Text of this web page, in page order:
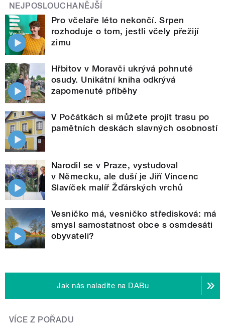
NEJPOSLOUCHANĚJŠÍ
Pro včelaře léto nekončí. Srpen
rozhoduje o tom, jestli včely přežijí
zimu
Hřbitov v Moravči ukrývá pohnuté
osudy. Unikátní kniha odkrývá
zapomenuté příběhy
V Počátkách si můžete projít trasu po
pamětních deskách slavných osobností
Narodil se v Praze, vystudoval
v Německu, ale duší je Jiří Vincenc
Slavíček malíř Žďárských vrchů
Vesničko má, vesničko středisková: má
smysl samostatnost obce s osmdesáti
obyvateli?
Jak nás naladíte na DABu
VÍCE Z POŘADU